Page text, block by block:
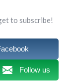
to subscribe!
Follow us